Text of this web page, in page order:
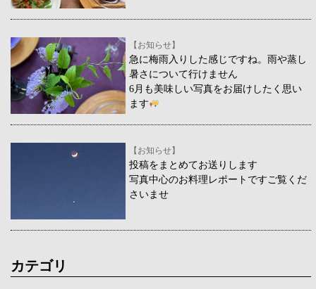
【お知らせ】
急に梅雨入りした感じですね。雨や蒸し
暑さについて行けません
6月も美味しい写真をお届けしたく思い
ます
【お知らせ】
投稿をまとめてお送りします
写真中心のお料理レポートですご覧くだ
さいませ
カテゴリ